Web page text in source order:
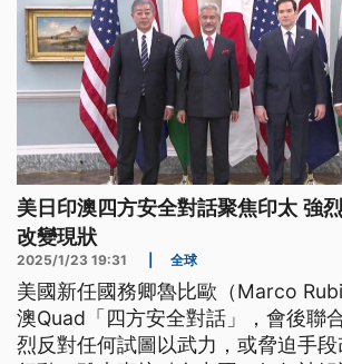
美日印澳四方安全對話聚焦印太 強
改變現狀
2025/1/23 19:31 全球
美國新任國務卿魯比歐（Marco
澳Quad「四方安全對話」，會後聯
烈反對任何試圖以武力，或脅迫手